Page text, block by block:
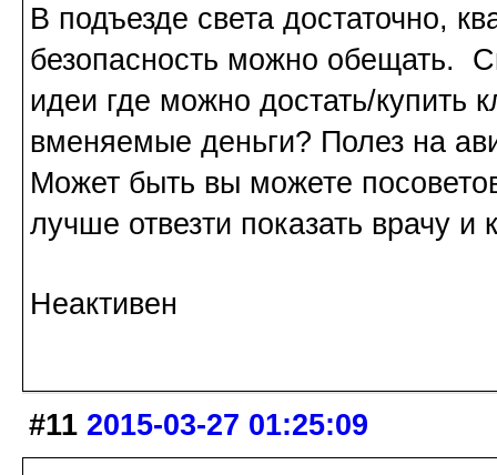
В подъезде света достаточно,
безопасность можно обещать.
идеи где можно достать/купить
вменяемые деньги? Полез на
Может быть вы можете
лучше отвезти показать врачу и
Неактивен
#11 2015-03-27 01:25:09